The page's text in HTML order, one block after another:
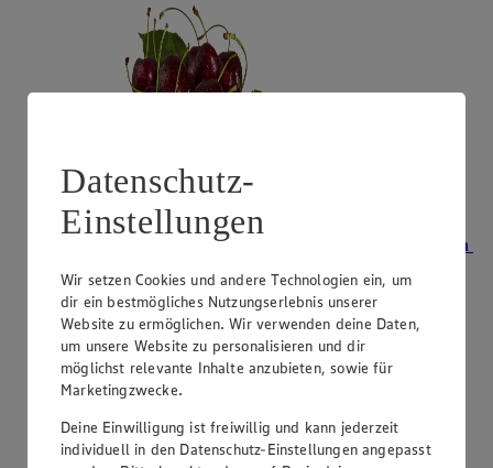
Unsere Heimat Bio Bioland-Zwetschgen
2.99
Festpreis von 2.99€
aus Süddeutschland, Klasse II, 500 g, (1 kg = 5,98)
Datenschutz-
Einstellungen
Wir setzen Cookies und andere Technologien ein, um
dir ein bestmögliches Nutzungserlebnis unserer
Website zu ermöglichen. Wir verwenden deine Daten,
um unsere Website zu personalisieren und dir
möglichst relevante Inhalte anzubieten, sowie für
Marketingzwecke.
Deine Einwilligung ist freiwillig und kann jederzeit
individuell in den Datenschutz-Einstellungen angepasst